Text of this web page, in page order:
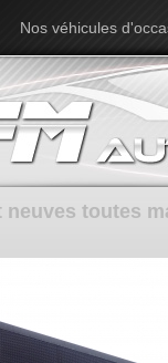
Nos véhicules
toutes